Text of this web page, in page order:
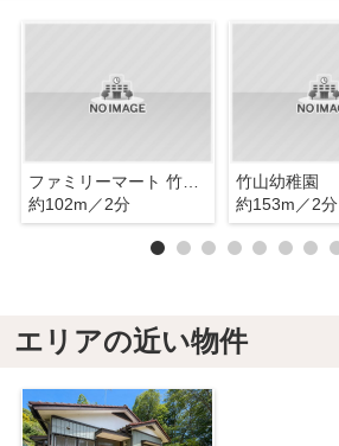
ファミリーマート 竹山団地店
約102m／2分
竹山幼稚園
約153m／2分
エリアの近い物件